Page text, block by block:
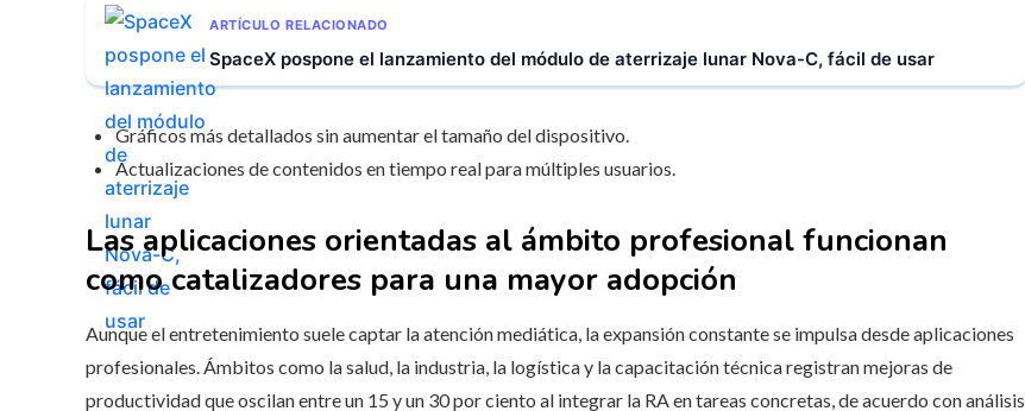
ARTÍCULO RELACIONADO
SpaceX pospone el lanzamiento del módulo de aterrizaje lunar Nova-C, fácil de usar
Gráficos más detallados sin aumentar el tamaño del dispositivo.
Actualizaciones de contenidos en tiempo real para múltiples usuarios.
Las aplicaciones orientadas al ámbito profesional funcionan
como catalizadores para una mayor adopción
Aunque el entretenimiento suele captar la atención mediática, la expansión constante se impulsa desde aplicaciones
profesionales. Ámbitos como la salud, la industria, la logística y la capacitación técnica registran mejoras de
productividad que oscilan entre un 15 y un 30 por ciento al integrar la RA en tareas concretas, de acuerdo con análisis